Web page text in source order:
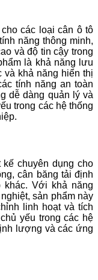
các loại cân ô tô
năng thông minh,
và độ tin cậy trong
là khả năng lưu
khả năng hiển thị
tính năng an toàn
dễ dàng quản lý và
trong các hệ thống
chuyên dụng cho
cân băng tải định
khác. Với khả năng
sản phẩm này
linh hoạt và tích
yếu trong các hệ
lượng và các ứng